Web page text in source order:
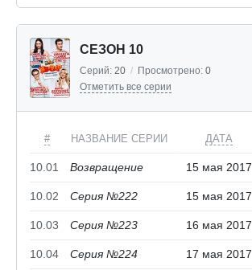
СЕЗОН 10
Серий: 20 / Просмотрено: 0
Отметить все серии
# НАЗВАНИЕ СЕРИИ ДАТА
10.01 Возвращение 15 мая 2017
10.02 Серия №222 15 мая 2017
10.03 Серия №223 16 мая 2017
10.04 Серия №224 17 мая 2017